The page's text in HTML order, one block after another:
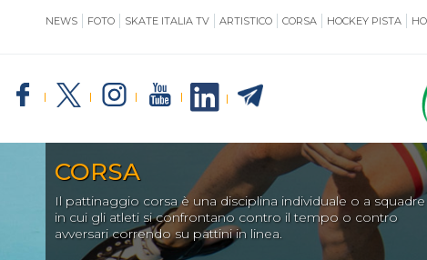
NEWS FOTO SKATE ITALIA TV ARTISTICO CORSA HOCKEY PISTA
CORSA
Il pattinaggio corsa è una disciplina individuale o a squadre
in cui gli atleti si confrontano contro il tempo o contro
avversari correndo su pattini in linea.
SKATE ITALIA
GIUSTIZIA